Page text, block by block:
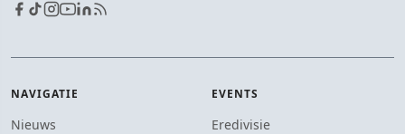
NAVIGATIE
Nieuws
EVENTS
Eredivisie